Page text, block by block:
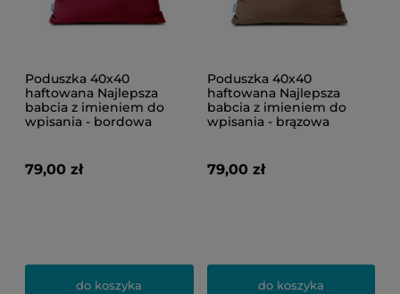
Poduszka 40x40
haftowana Najlepsza
babcia z imieniem do
wpisania - bordowa
79,00 zł
do koszyka
Poduszka 40x40
haftowana Najlepsza
babcia z imieniem do
wpisania - brązowa
79,00 zł
do koszyka